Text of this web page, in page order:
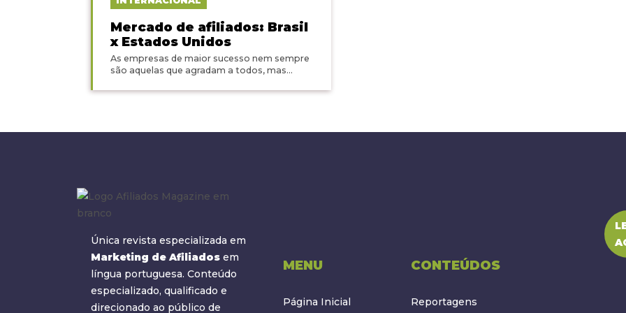
Mercado de afiliados: Brasil
x Estados Unidos
As empresas de maior sucesso nem sempre
são aquelas que agradam a todos, mas...
Única revista especializada em
Marketing de Afiliados em
língua portuguesa. Conteúdo
especializado, qualificado e
direcionado ao público de
MENU
Página Inicial
CONTEÚDOS
Reportagens